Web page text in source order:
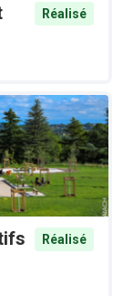
Réalisé
Réalisé